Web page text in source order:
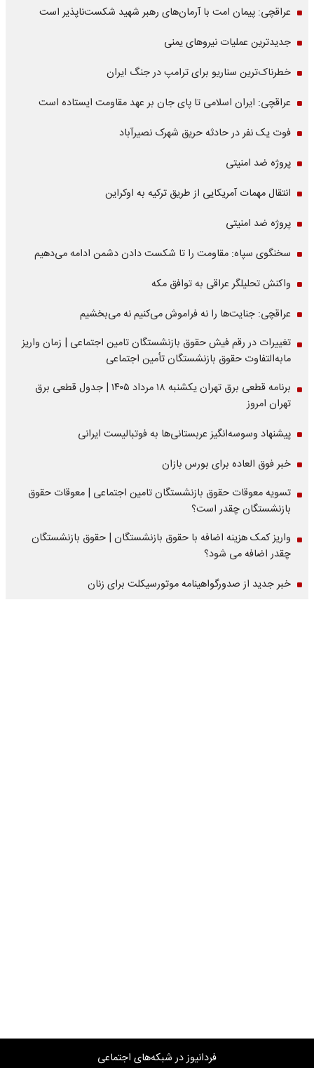
عراقچی: پیمان امت با آرمان‌های رهبر شهید شکست‌ناپذیر است
جدیدترین عملیات نیروهای یمنی
خطرناک‌ترین سناریو برای ترامپ در جنگ ایران
عراقچی: ایران اسلامی تا پای جان بر عهد مقاومت ایستاده است
فوت یک نفر در حادثه حریق شهرک نصیرآباد
پروژه ضد امنیتی
انتقال مهمات آمریکایی از طریق ترکیه به اوکراین
پروژه ضد امنیتی
سخنگوی سپاه: مقاومت را تا شکست دادن دشمن ادامه می‌دهیم
واکنش تحلیلگر عراقی به توافق مکه
عراقچی: جنایت‌ها را نه فراموش می‌کنیم نه می‌بخشیم
تغییرات در رقم فیش حقوق بازنشستگان تامین اجتماعی | زمان واریز
مابه‌التفاوت حقوق بازنشستگان تأمین اجتماعی
برنامه قطعی برق تهران یکشنبه ۱۸ مرداد ۱۴۰۵ | جدول قطعی برق
تهران امروز
پیشنهاد وسوسه‌انگیز عربستانی‌ها به فوتبالیست ایرانی
خبر فوق العاده برای بورس بازان
تسویه معوقات حقوق بازنشستگان تامین اجتماعی | معوقات حقوق
بازنشستگان چقدر است؟
واریز کمک هزینه اضافه با حقوق بازنشستگان | حقوق بازنشستگان
چقدر اضافه می شود؟
خبر جدید از صدورگواهینامه موتورسیکلت برای زنان
فردانیوز در شبکه‌های اجتماعی